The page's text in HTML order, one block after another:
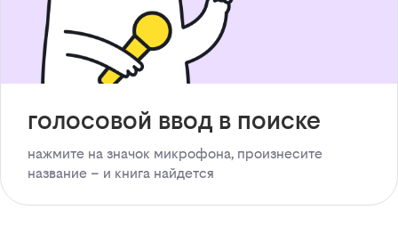
голосовой ввод в поиске
нажмите на значок микрофона, произнесите
название – и книга найдется